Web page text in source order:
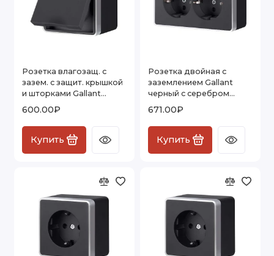
Розетка влагозащ. с
зазем. с защит. крышкой
и шторками Gallant
W5071234 W5071234
600.00₽
Купить
Розетка двойная с
заземлением Gallant
черный с серебром
671.00₽
Купить